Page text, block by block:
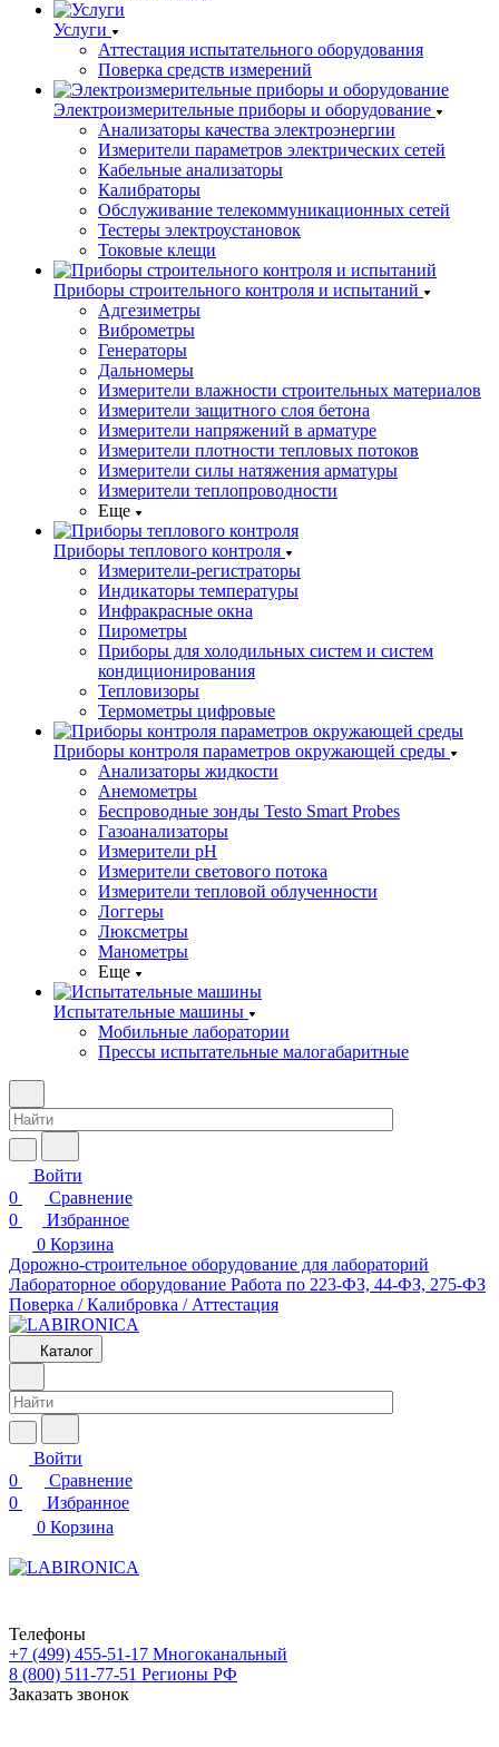
Услуги
Аттестация испытательного оборудования
Поверка средств измерений
Электроизмерительные приборы и оборудование
Анализаторы качества электроэнергии
Измерители параметров электрических сетей
Кабельные анализаторы
Калибраторы
Обслуживание телекоммуникационных сетей
Тестеры электроустановок
Токовые клещи
Приборы строительного контроля и испытаний
Адгезиметры
Виброметры
Генераторы
Дальномеры
Измерители влажности строительных материалов
Измерители защитного слоя бетона
Измерители напряжений в арматуре
Измерители плотности тепловых потоков
Измерители силы натяжения арматуры
Измерители теплопроводности
Еще
Приборы теплового контроля
Измерители-регистраторы
Индикаторы температуры
Инфракрасные окна
Пирометры
Приборы для холодильных систем и систем
кондиционирования
Тепловизоры
Термометры цифровые
Приборы контроля параметров окружающей среды
Анализаторы жидкости
Анемометры
Беспроводные зонды Testo Smart Probes
Газоанализаторы
Измерители pH
Измерители светового потока
Измерители тепловой облученности
Логгеры
Люксметры
Манометры
Еще
Испытательные машины
Мобильные лаборатории
Прессы испытательные малогабаритные
Войти
0
Сравнение
0
Избранное
0 Корзина
Дорожно-строительное оборудование для лабораторий
Лабораторное оборудование Работа по 223-ФЗ, 44-ФЗ, 275-ФЗ
Поверка / Калибровка / Аттестация
Каталог
Войти
0
Сравнение
0
Избранное
0 Корзина
Телефоны
+7 (499) 455-51-17 Многоканальный
8 (800) 511-77-51 Регионы РФ
Заказать звонок